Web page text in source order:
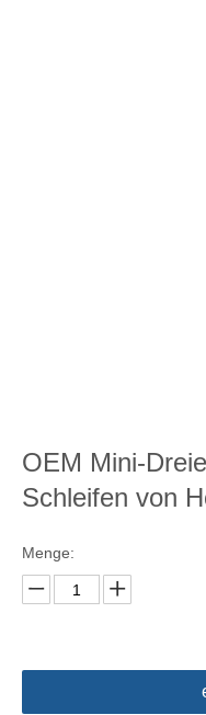
OEM Mini-
Schleifen von
Menge: